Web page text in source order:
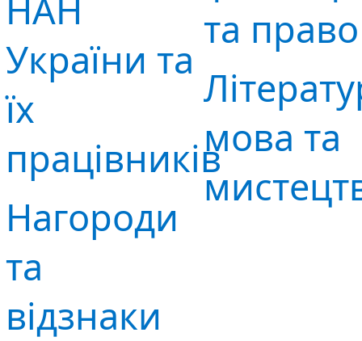
НАН
України та
їх
працівників
Нагороди
та
відзнаки
та право
мова та